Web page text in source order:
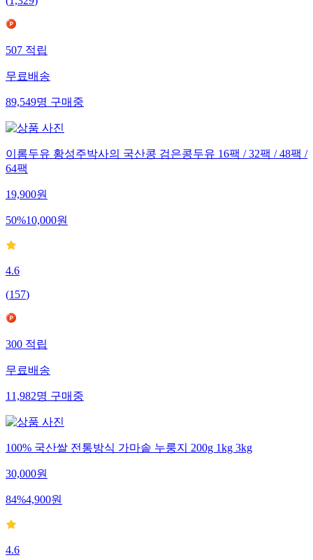
(1,329)
507적립
무료배송
89,549명구매중
이롬두유 황성주박사의 국산콩 검은콩두유 16팩 / 32팩 / 48팩 /
64팩
19,900원
50%10,000원
4.6
(157)
300적립
무료배송
11,982명구매중
100% 국산쌀 전통방식 가마솥 누룽지 200g 1kg 3kg
30,000원
84%4,900원
4.6